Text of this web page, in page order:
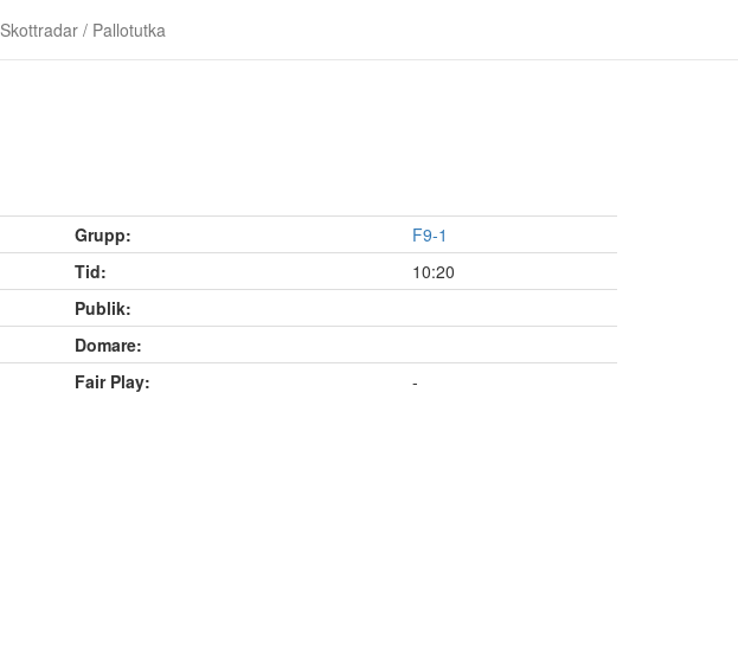
Skottradar / Pallotutka
Grupp:
F9-1
Tid:
10:20
Publik:
Domare:
Fair Play: -